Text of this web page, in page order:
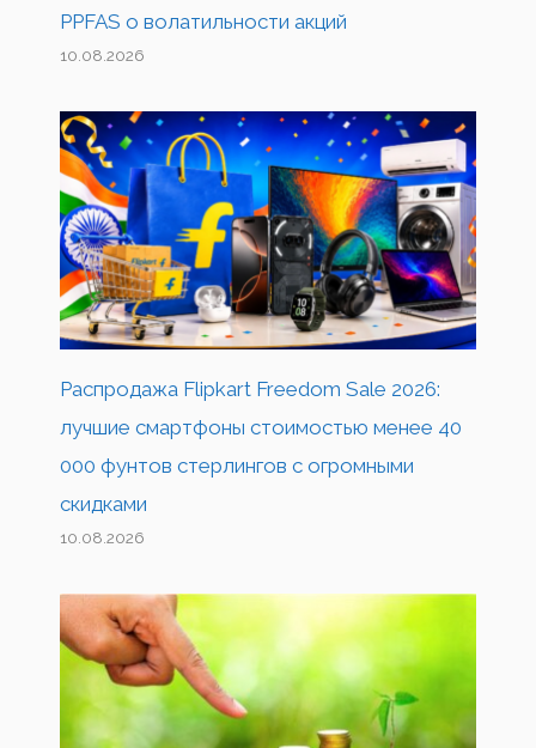
PPFAS о волатильности акций
10.08.2026
Распродажа Flipkart Freedom Sale 2026:
лучшие смартфоны стоимостью менее 40
000 фунтов стерлингов с огромными
скидками
10.08.2026